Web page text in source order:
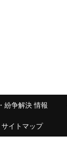
紛争解決 情報
サイトマップ